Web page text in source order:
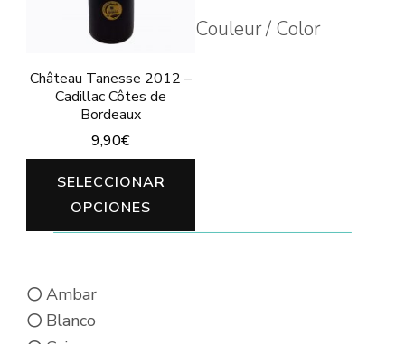
pueden
elegir
en
la
de
producto
elegir
Château Tanesse 2012 –
Cadillac Côtes de
Bordeaux
9,90€
SELECCIONAR
OPCIONES
tiene
Couleur / Color
Ambar
Blanco